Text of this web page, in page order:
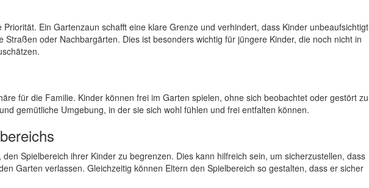
Ein Gartenzaun schafft eine klare Grenze und verhindert, dass Kinder unbeaufsichtigt
Straßen oder Nachbargärten. Dies ist besonders wichtig für jüngere Kinder, die noch nicht in
für die Familie. Kinder können frei im Garten spielen, ohne sich beobachtet oder gestört zu
gemütliche Umgebung, in der sie sich wohl fühlen und frei entfalten können.
Spielbereich ihrer Kinder zu begrenzen. Dies kann hilfreich sein, um sicherzustellen, dass
Garten verlassen. Gleichzeitig können Eltern den Spielbereich so gestalten, dass er sicher